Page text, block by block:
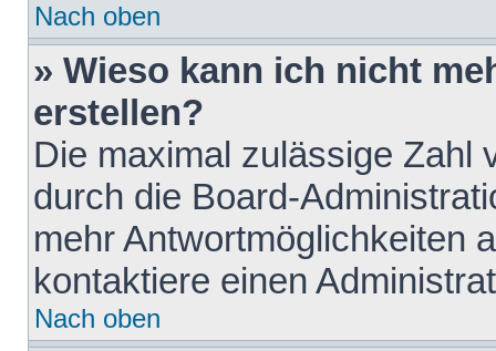
Nach oben
» Wieso kann ich nicht
erstellen?
Die maximal zulässige Zahl
durch die Board-
mehr Antwortmöglichkeiten
kontaktiere einen
Nach oben